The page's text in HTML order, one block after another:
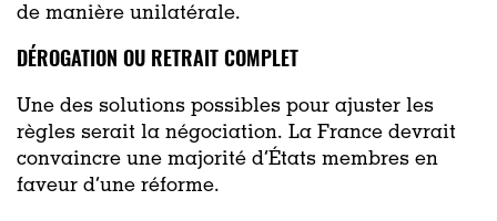
de manière unilatérale.
DÉROGATION OU RETRAIT COMPLET
Une des solutions possibles pour ajuster les
règles serait la négociation. La France devrait
convaincre une majorité d’États membres en
faveur d’une réforme.